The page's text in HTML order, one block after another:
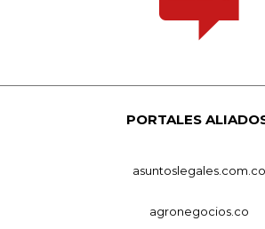
PORTALES
asuntoslegales.com.co
agronegocios.co